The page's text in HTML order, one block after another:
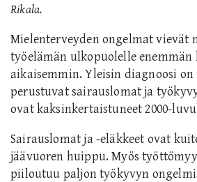
Rikala.
Mielenterveyden ongelmat vievät
työelämän ulkopuolelle enemmän
aikaisemmin. Yleisin diagnoosi on
perustuvat sairauslomat ja
ovat kaksinkertaistuneet 2000-
Sairauslomat ja -eläkkeet ovat
jäävuoren huippu. Myös
piiloutuu paljon työkyvyn